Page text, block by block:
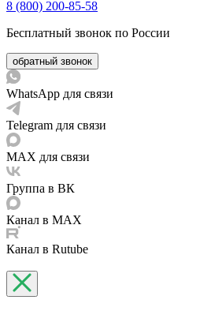
8 (800) 200-85-58
Бесплатный звонок по России
обратный звонок
WhatsApp для связи
Telegram для связи
MAX для связи
Группа в ВК
Канал в MAX
Канал в Rutube